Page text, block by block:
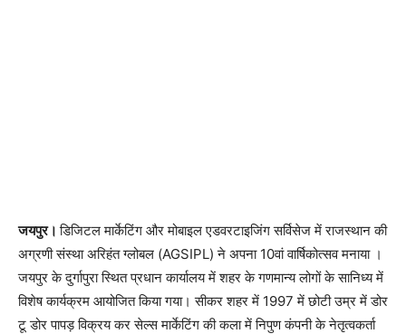
जयपुर।डिजिटल मार्केटिंग और मोबाइल एडवरटाइजिंग सर्विसेज में राजस्थान की
अग्रणी संस्था अरिहंत ग्लोबल (AGSIPL) ने अपना 10वां वार्षिकोत्सव मनाया ।
जयपुर के दुर्गापुरा स्थित प्रधान कार्यालय में शहर के गणमान्य लोगों के सानिध्य में
विशेष कार्यक्रम आयोजित किया गया। सीकर शहर में 1997 में छोटी उम्र में डोर
टू डोर पापड़ विक्रय कर सेल्स मार्केटिंग की कला में निपुण कंपनी के नेतृत्वकर्ता